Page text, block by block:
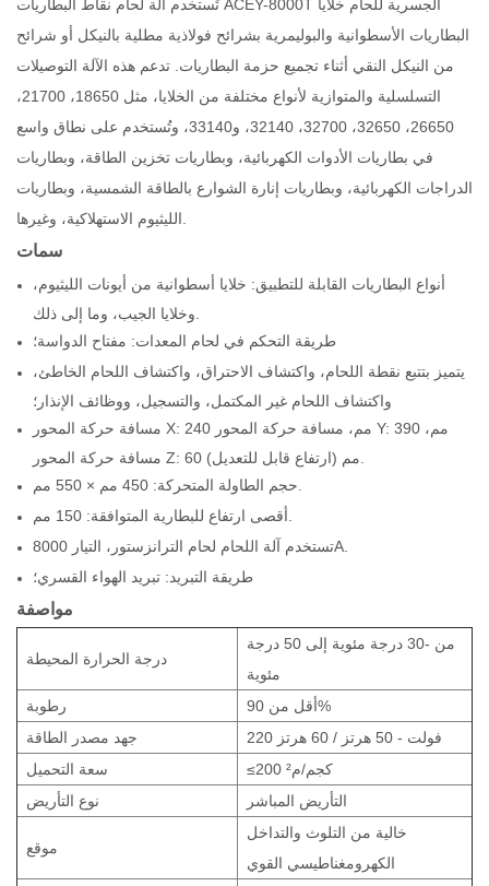
تُستخدم آلة لحام نقاط البطاريات ACEY-8000T الجسرية للحام خلايا
البطاريات الأسطوانية والبوليمرية بشرائح فولاذية مطلية بالنيكل أو شرائح
من النيكل النقي أثناء تجميع حزمة البطاريات. تدعم هذه الآلة التوصيلات
التسلسلية والمتوازية لأنواع مختلفة من الخلايا، مثل 18650، 21700،
26650، 32650، 32700، 32140، و33140، وتُستخدم على نطاق واسع
في بطاريات الأدوات الكهربائية، وبطاريات تخزين الطاقة، وبطاريات
الدراجات الكهربائية، وبطاريات إنارة الشوارع بالطاقة الشمسية، وبطاريات
سمات
أنواع البطاريات القابلة للتطبيق: خلايا أسطوانية من أيونات الليثيوم،
طريقة التحكم في لحام المعدات: مفتاح الدواسة؛
يتميز بتتبع نقطة اللحام، واكتشاف الاحتراق، واكتشاف اللحام الخاطئ،
واكتشاف اللحام غير المكتمل، والتسجيل، ووظائف الإنذار؛
مسافة حركة المحور X: 240 مم، مسافة حركة المحور Y: 390 مم،
تستخدم آلة اللحام لحام الترانزستور، التيار 8000A.
طريقة التبريد: تبريد الهواء القسري؛
مواصفة
درجة الحرارة المحيطة
من -30 درجة مئوية إلى 50 درجة
مئوية
رطوبة
أقل من 90%
جهد مصدر الطاقة
220 فولت - 50 هرتز / 60 هرتز
سعة التحميل
≤200 كجم/م²
نوع التأريض
التأريض المباشر
موقع
خالية من التلوث والتداخل
الكهرومغناطيسي القوي